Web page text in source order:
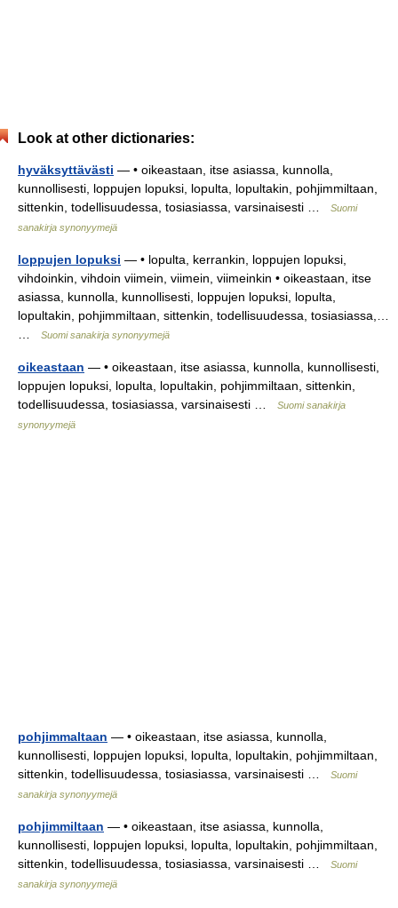
Look at other dictionaries:
hyväksyttävästi — • oikeastaan, itse asiassa, kunnolla,
kunnollisesti, loppujen lopuksi, lopulta, lopultakin, pohjimmiltaan,
sittenkin, todellisuudessa, tosiasiassa, varsinaisesti …
Suomi
sanakirja synonyymejä
loppujen lopuksi — • lopulta, kerrankin, loppujen lopuksi,
vihdoinkin, vihdoin viimein, viimein, viimeinkin • oikeastaan, itse
asiassa, kunnolla, kunnollisesti, loppujen lopuksi, lopulta,
lopultakin, pohjimmiltaan, sittenkin, todellisuudessa, tosiasiassa,…
Suomi sanakirja synonyymejä
oikeastaan — • oikeastaan, itse asiassa, kunnolla, kunnollisesti,
loppujen lopuksi, lopulta, lopultakin, pohjimmiltaan, sittenkin,
todellisuudessa, tosiasiassa, varsinaisesti …
Suomi sanakirja
synonyymejä
pohjimmaltaan — • oikeastaan, itse asiassa, kunnolla,
kunnollisesti, loppujen lopuksi, lopulta, lopultakin, pohjimmiltaan,
sittenkin, todellisuudessa, tosiasiassa, varsinaisesti …
Suomi
sanakirja synonyymejä
pohjimmiltaan — • oikeastaan, itse asiassa, kunnolla,
kunnollisesti, loppujen lopuksi, lopulta, lopultakin, pohjimmiltaan,
sittenkin, todellisuudessa, tosiasiassa, varsinaisesti …
Suomi
sanakirja synonyymejä